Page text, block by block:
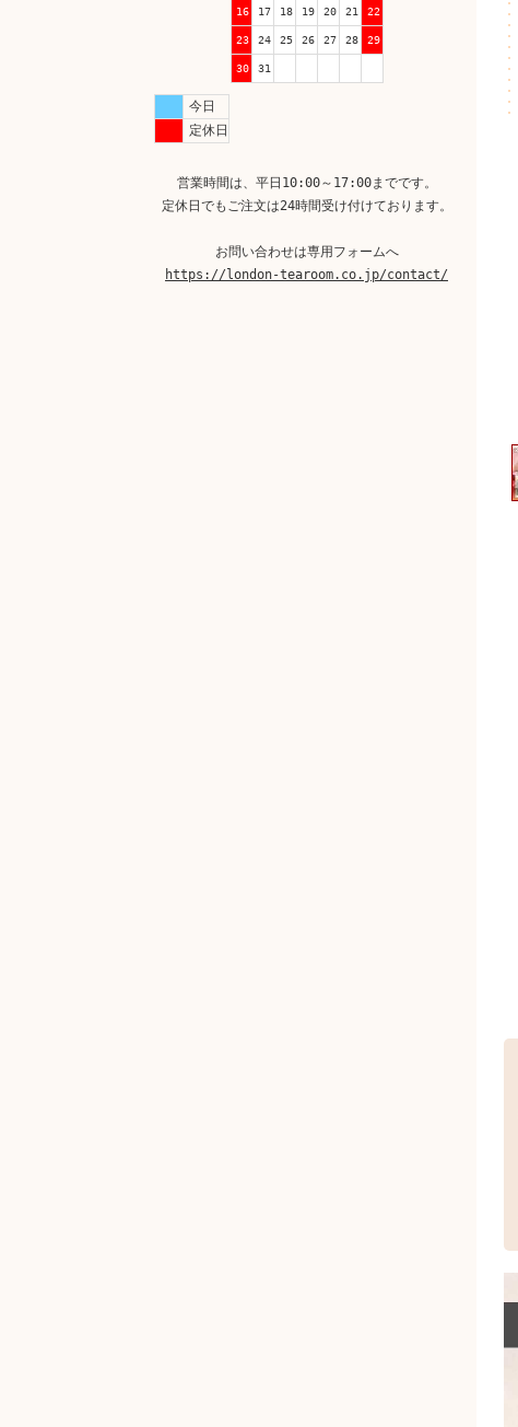
16 17 18 19 20 21 22
23 24 25 26 27 28 29
30 31
今日
定休日
営業時間は、平日10:00～17:00までです。
定休日でもご注文は24時間受け付けております。
お問い合わせは専用フォームへ
https://london-tearoom.co.jp/contact/